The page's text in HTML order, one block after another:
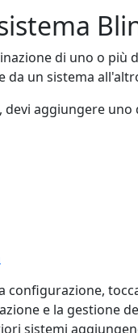
di uno o
da un sistema
devi aggiungere
e la gestione
sistemi